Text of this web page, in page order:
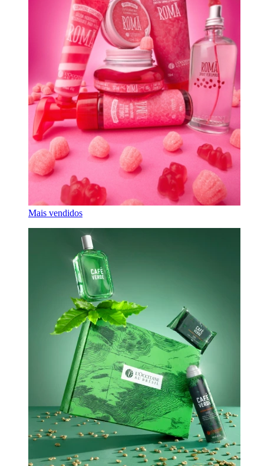
Mais vendidos